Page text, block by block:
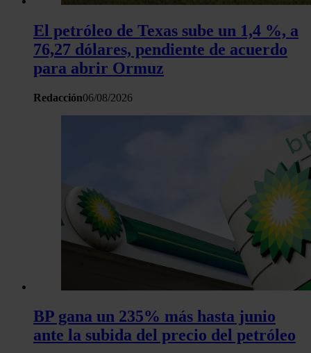
El petróleo de Texas sube un 1,4 %, a
76,27 dólares, pendiente de acuerdo
para abrir Ormuz
Redacción06/08/2026
BP gana un 235% más hasta junio
ante la subida del precio del petróleo